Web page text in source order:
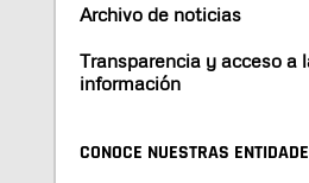
Archivo de noticias
Transparencia y acceso a
información
CONOCE NUESTRAS